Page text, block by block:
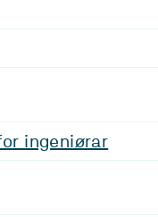
ingeniørar